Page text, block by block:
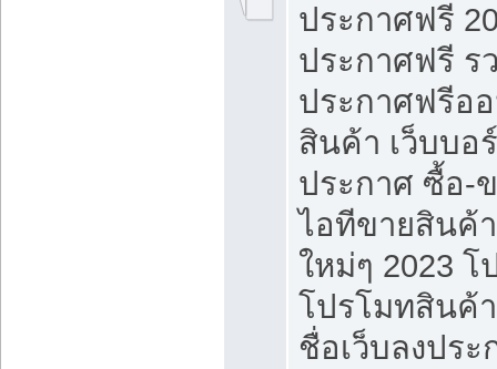
ประกาศฟรี
ประกาศฟรี ร
ประกาศฟรีอ
สินค้า เว็บบอ
ประกาศ ซื้อ-
ไอทีขายสินค้
ใหม่ๆ 2023
โปรโมทสินค้
ชื่อเว็บลงปร